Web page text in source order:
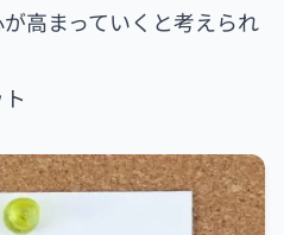
高まっていくと考えられ